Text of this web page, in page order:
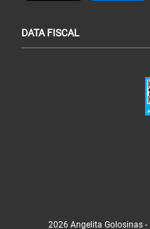
DATA FISCAL
2026 Angelita Golosinas -